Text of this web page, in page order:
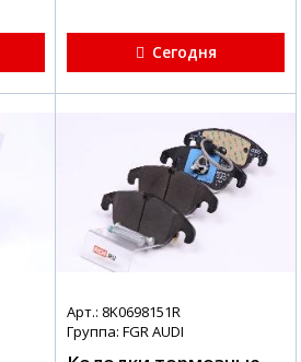
Сегодня
Арт.: 8K0698151R
Группа: FGR AUDI